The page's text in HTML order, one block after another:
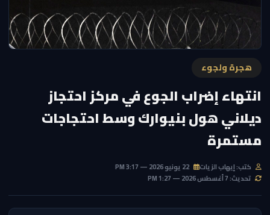
هجرة ولجوء
انتهاء إضراب الجوع في مركز احتجاز
ديلاني هول بنيوارك وسط احتجاجات
مستمرة
كتب: إيهاب الزيات
تحديث: 7 أغسطس 2026 — 1:27 PM